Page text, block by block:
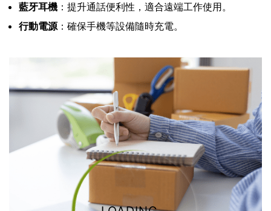
藍牙耳機 ：提升通話便利性，適合遠端工作使用。
行動電源：確保手機等設備隨時充電。